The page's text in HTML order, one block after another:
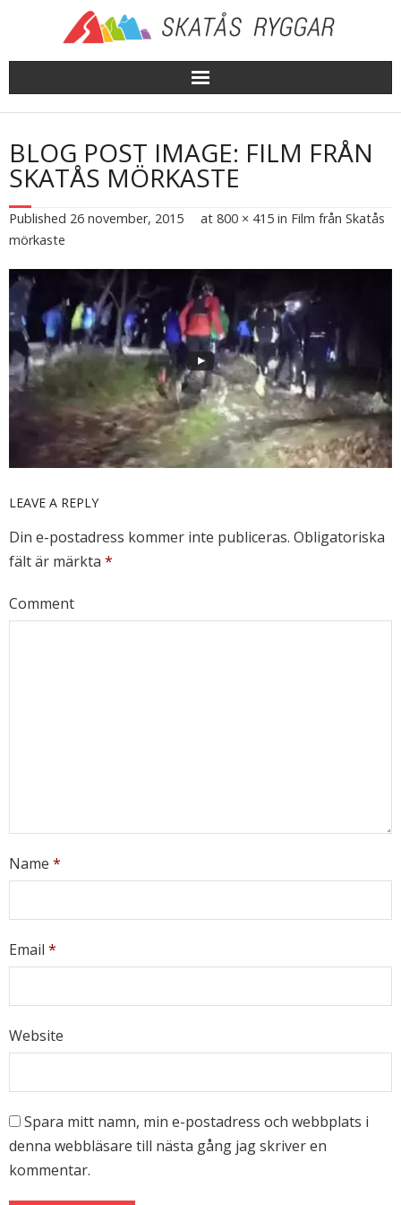
content
BLOG POST IMAGE: FILM FRÅN
SKATÅS MÖRKASTE
Published 26 november, 2015 at 800 × 415 in Film från Skatås
mörkaste
LEAVE A REPLY
Din e-postadress kommer inte publiceras. Obligatoriska
fält är märkta *
Comment
Name *
Email *
Website
Spara mitt namn, min e-postadress och webbplats i
denna webbläsare till nästa gång jag skriver en
kommentar.